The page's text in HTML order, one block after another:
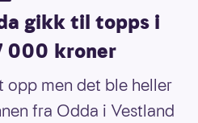
gikk til topps i
000 kroner
opp men det ble heller
fra Odda i Vestland